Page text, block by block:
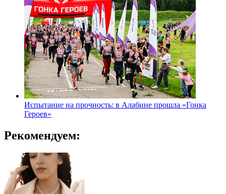
Испытание на прочность: в Алабине прошла «Гонка
Героев»
Рекомендуем: